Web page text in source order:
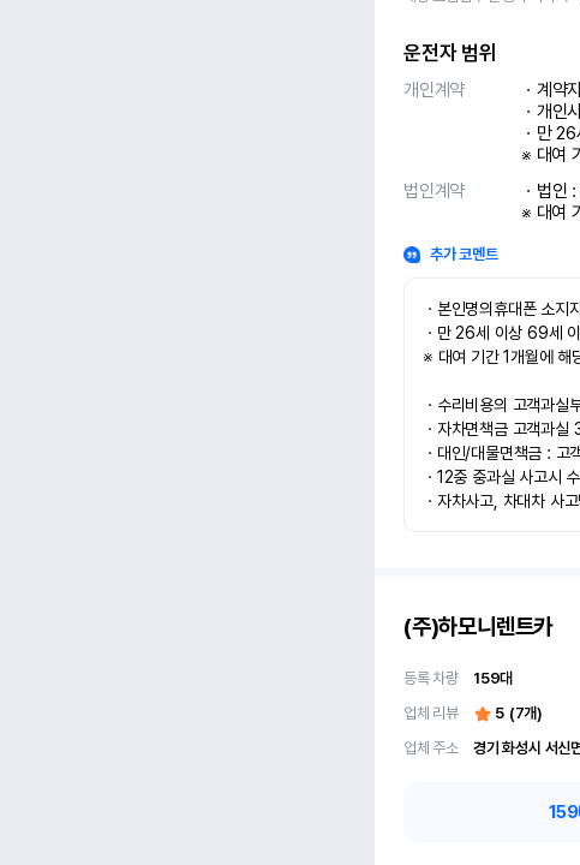
운전자 범위
개인계약
ㆍ계약
ㆍ개인
ㆍ만
※ 대여
법인계약
ㆍ법인
※ 대여
추가 코멘트
ㆍ본인명의휴대폰 소지
ㆍ만 26세 이상 69세
※ 대여 기간 1개월에
ㆍ수리비용의 고객과
ㆍ자차면책금 고객과
ㆍ대인/대물면책금 :
ㆍ12중 중과실 사고시
ㆍ자차사고, 차대차 사
(주)하모니렌트카
등록 차량 159대
업체 리뷰
5 (7개)
업체 주소
159